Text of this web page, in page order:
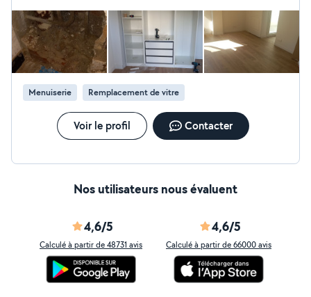
efficace et à l’écoute
Menuiserie Remplacement de vitre
Voir le profil Contacter
Nos utilisateurs nous évaluent
4,6/5
Calculé à partir de 48731 avis
4,6/5
Calculé à partir de 66000 avis